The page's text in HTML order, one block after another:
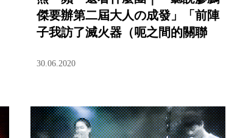
傑要辦第二屆大人の成發」「前陣
子我訪了滅火器（呃之間的關聯
30.06.2020